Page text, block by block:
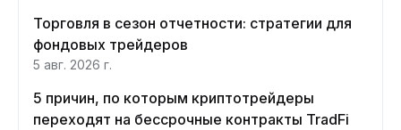
Торговля в сезон отчетности: стратегии для
фондовых трейдеров
5 авг. 2026 г.
5 причин, по которым криптотрейдеры
переходят на бессрочные контракты TradFi